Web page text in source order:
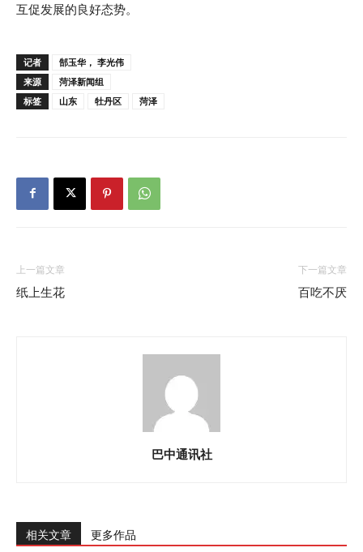
互促发展的良好态势。
记者
郜玉华， 李光伟
来源
菏泽新闻组
标签
山东 牡丹区 菏泽
上一篇文章
纸上生花
下一篇文章
百吃不厌
巴中通讯社
相关文章 更多作品